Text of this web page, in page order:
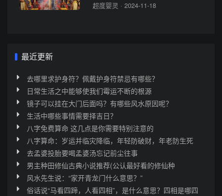
超度婴灵 · 2024-11-18
最近更新
去哪里求护身符？佩戴护身符禁忌有哪些？
日常生活之中能够使我们霉运不断的根源
镜子可以挂在大门后面吗？有哪些风水原因呢？
生活中哪些事情需要择吉日？
八字免费算命 这几点是你需要特别注意的
八字算命：岁运并临灾降临，年轻防破财，年老防生死
去孟婆投胎要喝孟婆汤忘记前尘往事
男主种田修仙古典小说推荐(公认最好看的修仙种
风水先生说：“家开青龙门什么意思？”
俗话说“马看四蹄，人看四相”，是什么意思？四相是哪四